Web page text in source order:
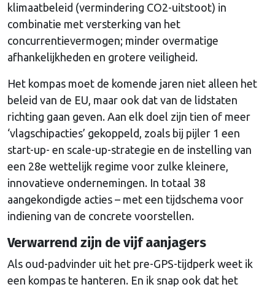
klimaatbeleid (vermindering CO2-uitstoot) in
combinatie met versterking van het
concurrentievermogen; minder overmatige
afhankelijkheden en grotere veiligheid.
Het kompas moet de komende jaren niet alleen het
beleid van de EU, maar ook dat van de lidstaten
richting gaan geven. Aan elk doel zijn tien of meer
‘vlagschipacties’ gekoppeld, zoals bij pijler 1 een
start-up- en scale-up-strategie en de instelling van
een 28e wettelijk regime voor zulke kleinere,
innovatieve ondernemingen. In totaal 38
aangekondigde acties – met een tijdschema voor
indiening van de concrete voorstellen.
Verwarrend zijn de vijf aanjagers
Als oud-padvinder uit het pre-GPS-tijdperk weet ik
een kompas te hanteren. En ik snap ook dat het